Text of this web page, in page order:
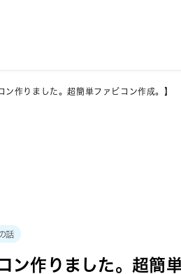
ン作りました。超簡単ファビコン作成。】
話
ン作りました。超簡